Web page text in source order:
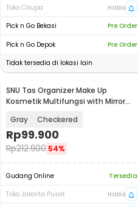
Toko Cikupa
Habis
Pick n Go Bekasi
Pre Order
Pick n Go Depok
Pre Order
Tidak tersedia di lokasi lain
SNU Tas Organizer Make Up
Kosmetik Multifungsi with Mirror
Gray Checkered
Rp99.900
Rp212.900 54%
Gudang Online
Tersedia
Toko Jakarta Pusat
Habis